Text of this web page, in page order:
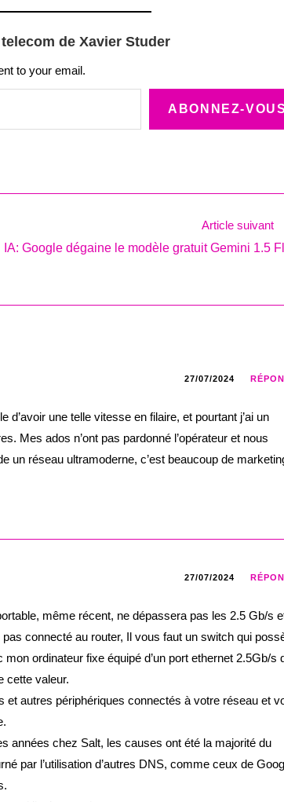
de Xavier Studer
to your email.
ABONNEZ-VOUS
Article suivant
IA: Google dégaine le modèle gratuit Gemini 1.5
27/07/2024
une telle vitesse en filaire, et pourtant j’ai un
Mes ados n’ont pas pardonné l’opérateur et nous
réseau ultramoderne, c’est beaucoup de
27/07/2024
même récent, ne dépassera pas les 2.5 Gb/s
connecté au router, Il vous faut un switch qui
ordinateur fixe équipé d’un port ethernet 2.5Gb/s
cette valeur.
et autres périphériques connectés à votre réseau et
années chez Salt, les causes ont été la majorité du
par l’utilisation d’autres DNS, comme ceux de